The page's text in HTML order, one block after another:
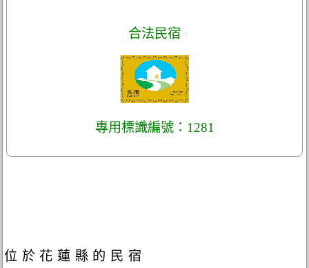
合法民宿
專用標識編號：1281
位於花蓮縣的民宿